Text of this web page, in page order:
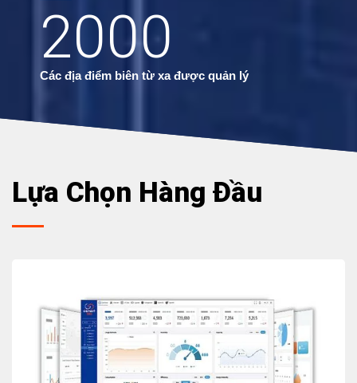
2000
Các địa điểm biên từ xa được quản lý
Lựa Chọn Hàng Đầu